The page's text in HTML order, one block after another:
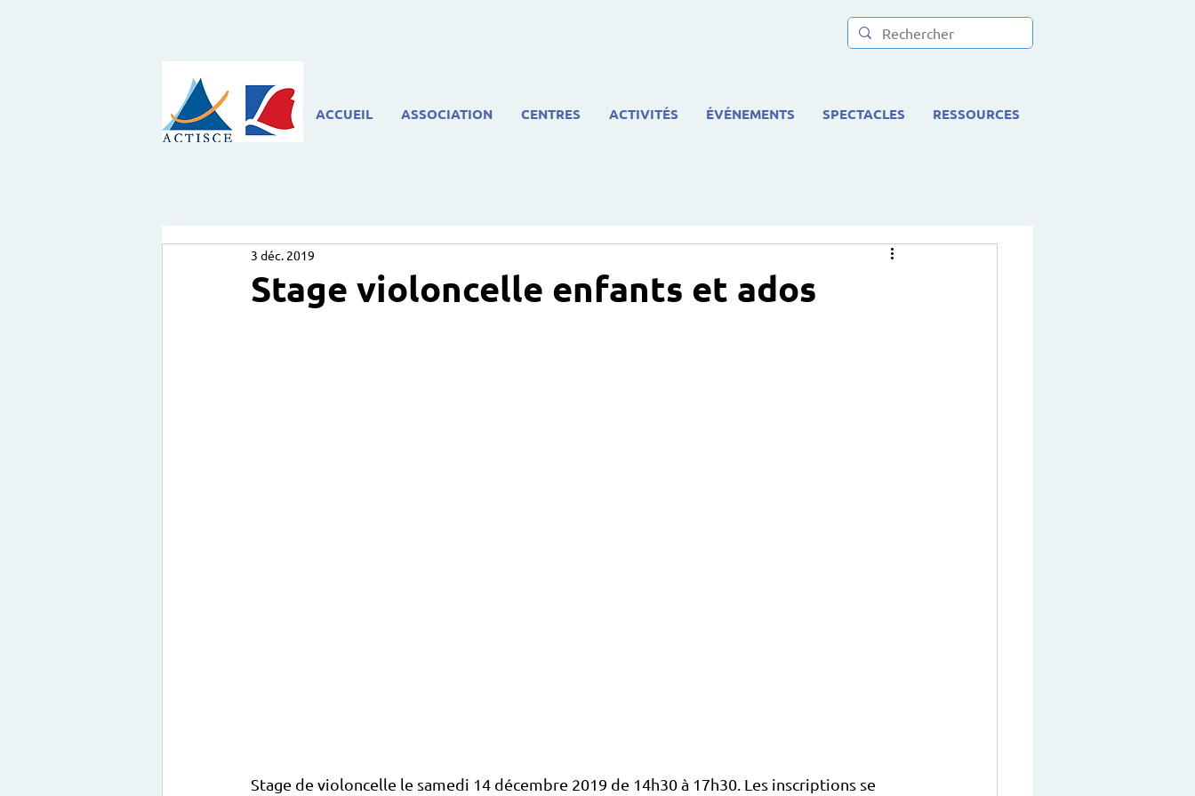
ACCUEIL ASSOCIATION CENTRES ACTIVITÉS ÉVÉNEMENTS SPECTACLES RESSOURCES
Stage violoncelle enfants et ados
3 déc. 2019
Stage de violoncelle le samedi 14 décembre 2019 de 14h30 à 17h30. Les inscriptions se